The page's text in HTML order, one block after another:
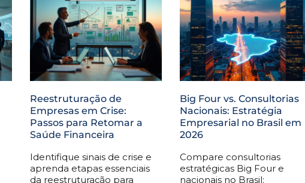
Reestruturação de
Empresas em Crise:
Passos para Retomar a
Saúde Financeira
Identifique sinais de crise e
aprenda etapas essenciais
da reestruturação para
Big Four vs. Consultorias
Nacionais: Estratégia
Empresarial no Brasil em
2026
Compare consultorias
estratégicas Big Four e
nacionais no Brasil: